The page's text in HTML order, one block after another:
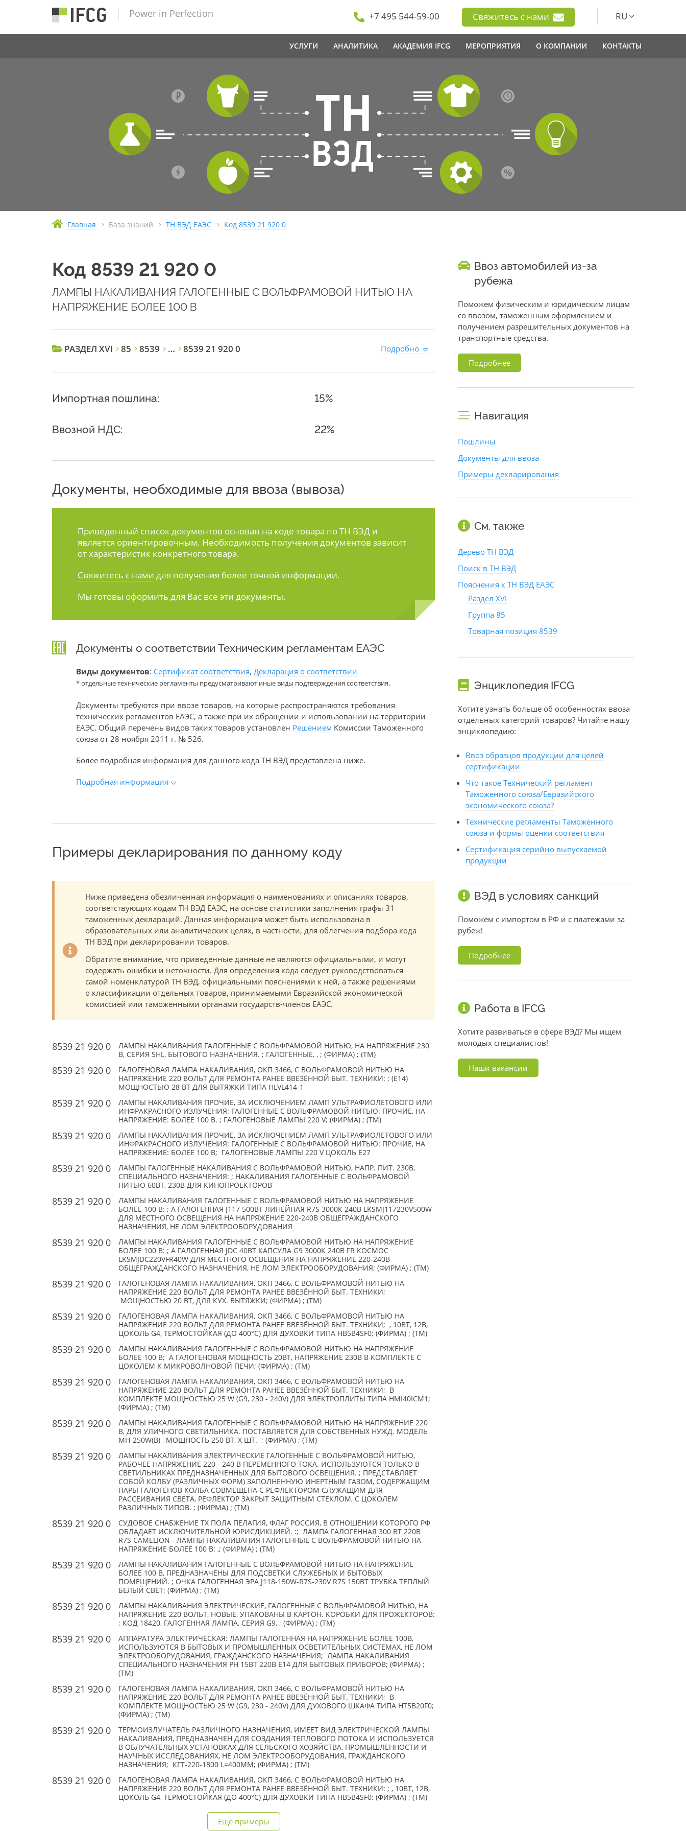
Power in Perfection +7 495 544-59-00 Свяжитесь с нами RU
УСЛУГИ АНАЛИТИКА АКАДЕМИЯ IFCG МЕРОПРИЯТИЯ О КОМПАНИИ КОНТАКТЫ
Главная База знаний ТН ВЭД ЕАЭС Код 8539 21 920 0
Код 8539 21 920 0
ЛАМПЫ НАКАЛИВАНИЯ ГАЛОГЕННЫЕ С ВОЛЬФРАМОВОЙ НИТЬЮ НА
НАПРЯЖЕНИЕ БОЛЕЕ 100 В
РАЗДЕЛ XVI 85 8539 … 8539 21 920 0 Подробно
Импортная пошлина: 15%
Ввозной НДС: 22%
Документы, необходимые для ввоза (вывоза)
Приведенный список документов основан на коде товара по ТН ВЭД и
является ориентировочным. Необходимость получения документов зависит
от характеристик конкретного товара.
Свяжитесь с нами для получения более точной информации.
Мы готовы оформить для Вас все эти документы.
Документы о соответствии Техническим регламентам ЕАЭС
Виды документов: Сертификат соответствия, Декларация о соответствии
* отдельные технические регламенты предусматривают иные виды подтверждения соответствия.
Документы требуются при ввозе товаров, на которые распространяются требования
технических регламентов ЕАЭС, а также при их обращении и использовании на территории
ЕАЭС. Общий перечень видов таких товаров установлен Решением Комиссии Таможенного
союза от 28 ноября 2011 г. № 526.
Более подробная информация для данного кода ТН ВЭД представлена ниже.
Подробная информация
Примеры декларирования по данному коду
Ниже приведена обезличенная информация о наименованиях и описаниях товаров,
соответствующих кодам ТН ВЭД ЕАЭС, на основе статистики заполнения графы 31
таможенных деклараций. Данная информация может быть использована в
образовательных или аналитических целях, в частности, для облегчения подбора кода
ТН ВЭД при декларировании товаров.
Обратите внимание, что приведенные данные не являются официальными, и могут
содержать ошибки и неточности. Для определения кода следует руководствоваться
самой номенклатурой ТН ВЭД, официальными пояснениями к ней, а также решениями
о классификации отдельных товаров, принимаемыми Евразийской экономической
комиссией или таможенными органами государств-членов ЕАЭС.
8539 21 920 0
ЛАМПЫ НАКАЛИВАНИЯ ГАЛОГЕННЫЕ С ВОЛЬФРАМОВОЙ НИТЬЮ, НА НАПРЯЖЕНИЕ 230
В, СЕРИЯ SHL, БЫТОВОГО НАЗНАЧЕНИЯ. ; ГАЛОГЕННЫЕ, , ; (ФИРМА) ; (TM)
8539 21 920 0
ГАЛОГЕНОВАЯ ЛАМПА НАКАЛИВАНИЯ, ОКП 3466, С ВОЛЬФРАМОВОЙ НИТЬЮ НА
НАПРЯЖЕНИЕ 220 ВОЛЬТ ДЛЯ РЕМОНТА РАНЕЕ ВВЕЗЁННОЙ БЫТ. ТЕХНИКИ: ; (Е14)
МОЩНОСТЬЮ 28 ВТ ДЛЯ ВЫТЯЖКИ ТИПА HLVL414-1
8539 21 920 0
ЛАМПЫ НАКАЛИВАНИЯ ПРОЧИЕ, ЗА ИСКЛЮЧЕНИЕМ ЛАМП УЛЬТРАФИОЛЕТОВОГО ИЛИ
ИНФРАКРАСНОГО ИЗЛУЧЕНИЯ: ГАЛОГЕННЫЕ С ВОЛЬФРАМОВОЙ НИТЬЮ: ПРОЧИЕ, НА
НАПРЯЖЕНИЕ: БОЛЕЕ 100 В. ; ГАЛОГЕНОВЫЕ ЛАМПЫ 220 V; (ФИРМА) ; (TM)
8539 21 920 0
ЛАМПЫ НАКАЛИВАНИЯ ПРОЧИЕ, ЗА ИСКЛЮЧЕНИЕМ ЛАМП УЛЬТРАФИОЛЕТОВОГО ИЛИ
ИНФРАКРАСНОГО ИЗЛУЧЕНИЯ: ГАЛОГЕННЫЕ С ВОЛЬФРАМОВОЙ НИТЬЮ: ПРОЧИЕ, НА
НАПРЯЖЕНИЕ: БОЛЕЕ 100 В; ГАЛОГЕНОВЫЕ ЛАМПЫ 220 V ЦОКОЛЬ E27
8539 21 920 0
ЛАМПЫ ГАЛОГЕННЫЕ НАКАЛИВАНИЯ С ВОЛЬФРАМОВОЙ НИТЬЮ, НАПР. ПИТ. 230В,
СПЕЦИАЛЬНОГО НАЗНАЧЕНИЯ: ; НАКАЛИВАНИЯ ГАЛОГЕННЫЕ С ВОЛЬФРАМОВОЙ
НИТЬЮ 60ВТ, 230В ДЛЯ КИНОПРОЕКТОРОВ
8539 21 920 0
ЛАМПЫ НАКАЛИВАНИЯ ГАЛОГЕННЫЕ С ВОЛЬФРАМОВОЙ НИТЬЮ НА НАПРЯЖЕНИЕ
БОЛЕЕ 100 В: ; А ГАЛОГЕННАЯ J117 500ВТ ЛИНЕЙНАЯ R7S 3000К 240В LKSMJ117230V500W
ДЛЯ МЕСТНОГО ОСВЕЩЕНИЯ НА НАПРЯЖЕНИЕ 220-240В ОБЩЕГРАЖДАНСКОГО
НАЗНАЧЕНИЯ, НЕ ЛОМ ЭЛЕКТРООБОРУДОВАНИЯ
8539 21 920 0
ЛАМПЫ НАКАЛИВАНИЯ ГАЛОГЕННЫЕ С ВОЛЬФРАМОВОЙ НИТЬЮ НА НАПРЯЖЕНИЕ
БОЛЕЕ 100 В: ; А ГАЛОГЕННАЯ JDC 40ВТ КАПСУЛА G9 3000К 240В FR КОСМОС
LKSMJDC220VFR40W ДЛЯ МЕСТНОГО ОСВЕЩЕНИЯ НА НАПРЯЖЕНИЕ 220-240В
ОБЩЕГРАЖДАНСКОГО НАЗНАЧЕНИЯ, НЕ ЛОМ ЭЛЕКТРООБОРУДОВАНИЯ; (ФИРМА) ; (TM)
8539 21 920 0
ГАЛОГЕНОВАЯ ЛАМПА НАКАЛИВАНИЯ, ОКП 3466, С ВОЛЬФРАМОВОЙ НИТЬЮ НА
НАПРЯЖЕНИЕ 220 ВОЛЬТ ДЛЯ РЕМОНТА РАНЕЕ ВВЕЗЁННОЙ БЫТ. ТЕХНИКИ;
МОЩНОСТЬЮ 20 ВТ, ДЛЯ КУХ. ВЫТЯЖКИ; (ФИРМА) ; (TM)
8539 21 920 0
ГАЛОГЕНОВАЯ ЛАМПА НАКАЛИВАНИЯ, ОКП 3466, С ВОЛЬФРАМОВОЙ НИТЬЮ НА
НАПРЯЖЕНИЕ 220 ВОЛЬТ ДЛЯ РЕМОНТА РАНЕЕ ВВЕЗЁННОЙ БЫТ. ТЕХНИКИ; , 10ВТ, 12В,
ЦОКОЛЬ G4, ТЕРМОСТОЙКАЯ (ДО 400°C) ДЛЯ ДУХОВКИ ТИПА HB5B4SF0; (ФИРМА) ; (TM)
8539 21 920 0
ЛАМПЫ НАКАЛИВАНИЯ ГАЛОГЕННЫЕ С ВОЛЬФРАМОВОЙ НИТЬЮ НА НАПРЯЖЕНИЕ
БОЛЕЕ 100 В; А ГАЛОГЕНОВАЯ МОЩНОСТЬ 20ВТ, НАПРЯЖЕНИЕ 230В В КОМПЛЕКТЕ С
ЦОКОЛЕМ К МИКРОВОЛНОВОЙ ПЕЧИ; (ФИРМА) ; (TM)
8539 21 920 0
ГАЛОГЕНОВАЯ ЛАМПА НАКАЛИВАНИЯ, ОКП 3466, С ВОЛЬФРАМОВОЙ НИТЬЮ НА
НАПРЯЖЕНИЕ 220 ВОЛЬТ ДЛЯ РЕМОНТА РАНЕЕ ВВЕЗЁННОЙ БЫТ. ТЕХНИКИ; В
КОМПЛЕКТЕ МОЩНОСТЬЮ 25 W (G9, 230 - 240V) ДЛЯ ЭЛЕКТРОПЛИТЫ ТИПА HMI40ICM1;
(ФИРМА) ; (TM)
8539 21 920 0
ЛАМПЫ НАКАЛИВАНИЯ ГАЛОГЕННЫЕ С ВОЛЬФРАМОВОЙ НИТЬЮ НА НАПРЯЖЕНИЕ 220
В, ДЛЯ УЛИЧНОГО СВЕТИЛЬНИКА. ПОСТАВЛЯЕТСЯ ДЛЯ СОБСТВЕННЫХ НУЖД. МОДЕЛЬ
MH-250W(B) , МОЩНОСТЬ 250 ВТ, X ШТ. ; (ФИРМА) ; (TM)
8539 21 920 0
ЛАМПЫ НАКАЛИВАНИЯ ЭЛЕКТРИЧЕСКИЕ ГАЛОГЕННЫЕ С ВОЛЬФРАМОВОЙ НИТЬЮ,
РАБОЧЕЕ НАПРЯЖЕНИЕ 220 - 240 В ПЕРЕМЕННОГО ТОКА. ИСПОЛЬЗУЮТСЯ ТОЛЬКО В
СВЕТИЛЬНИКАХ ПРЕДНАЗНАЧЕННЫХ ДЛЯ БЫТОВОГО ОСВЕЩЕНИЯ. ; ПРЕДСТАВЛЯЕТ
СОБОЙ КОЛБУ (РАЗЛИЧНЫХ ФОРМ) ЗАПОЛНЕННУЮ ИНЕРТНЫМ ГАЗОМ, СОДЕРЖАЩИМ
ПАРЫ ГАЛОГЕНОВ КОЛБА СОВМЕЩЕНА С РЕФЛЕКТОРОМ СЛУЖАЩИМ ДЛЯ
РАССЕИВАНИЯ СВЕТА, РЕФЛЕКТОР ЗАКРЫТ ЗАЩИТНЫМ СТЕКЛОМ, С ЦОКОЛЕМ
РАЗЛИЧНЫХ ТИПОВ. ; (ФИРМА) ; (TM)
8539 21 920 0
СУДОВОЕ СНАБЖЕНИЕ ТХ ПОЛА ПЕЛАГИЯ, ФЛАГ РОССИЯ, В ОТНОШЕНИИ КОТОРОГО РФ
ОБЛАДАЕТ ИСКЛЮЧИТЕЛЬНОЙ ЮРИСДИКЦИЕЙ. :; ЛАМПА ГАЛОГЕННАЯ 300 ВТ 220В
R7S CAMELION - ЛАМПЫ НАКАЛИВАНИЯ ГАЛОГЕННЫЕ С ВОЛЬФРАМОВОЙ НИТЬЮ НА
НАПРЯЖЕНИЕ БОЛЕЕ 100 В: ,; (ФИРМА) ; (TM)
8539 21 920 0
ЛАМПЫ НАКАЛИВАНИЯ ГАЛОГЕННЫЕ С ВОЛЬФРАМОВОЙ НИТЬЮ НА НАПРЯЖЕНИЕ
БОЛЕЕ 100 В, ПРЕДНАЗНАЧЕНЫ ДЛЯ ПОДСВЕТКИ СЛУЖЕБНЫХ И БЫТОВЫХ
ПОМЕЩЕНИЙ. ; ОЧКА ГАЛОГЕННАЯ ЭРА J118-150W-R7S-230V R7S 150ВТ ТРУБКА ТЕПЛЫЙ
БЕЛЫЙ СВЕТ; (ФИРМА) ; (TM)
8539 21 920 0
ЛАМПЫ НАКАЛИВАНИЯ ЭЛЕКТРИЧЕСКИЕ, ГАЛОГЕННЫЕ С ВОЛЬФРАМОВОЙ НИТЬЮ, НА
НАПРЯЖЕНИЕ 220 ВОЛЬТ, НОВЫЕ, УПАКОВАНЫ В КАРТОН. КОРОБКИ ДЛЯ ПРОЖЕКТОРОВ:
; КОД 18420, ГАЛОГЕННАЯ ЛАМПА, СЕРИЯ G9, ; (ФИРМА) ; (TM)
8539 21 920 0
АППАРАТУРА ЭЛЕКТРИЧЕСКАЯ: ЛАМПЫ ГАЛОГЕННАЯ НА НАПРЯЖЕНИЕ БОЛЕЕ 100В,
ИСПОЛЬЗУЮТСЯ В БЫТОВЫХ И ПРОМЫШЛЕННЫХ ОСВЕТИТЕЛЬНЫХ СИСТЕМАХ, НЕ ЛОМ
ЭЛЕКТРООБОРУДОВАНИЯ, ГРАЖДАНСКОГО НАЗНАЧЕНИЯ; ЛАМПА НАКАЛИВАНИЯ
СПЕЦИАЛЬНОГО НАЗНАЧЕНИЯ РН 15ВТ 220В Е14 ДЛЯ БЫТОВЫХ ПРИБОРОВ; (ФИРМА) ;
(TM)
8539 21 920 0
ГАЛОГЕНОВАЯ ЛАМПА НАКАЛИВАНИЯ, ОКП 3466, С ВОЛЬФРАМОВОЙ НИТЬЮ НА
НАПРЯЖЕНИЕ 220 ВОЛЬТ ДЛЯ РЕМОНТА РАНЕЕ ВВЕЗЁННОЙ БЫТ. ТЕХНИКИ; В
КОМПЛЕКТЕ МОЩНОСТЬЮ 25 W (G9, 230 - 240V) ДЛЯ ДУХОВОГО ШКАФА ТИПА HT5B20F0;
(ФИРМА) ; (TM)
8539 21 920 0
ТЕРМОИЗЛУЧАТЕЛЬ РАЗЛИЧНОГО НАЗНАЧЕНИЯ, ИМЕЕТ ВИД ЭЛЕКТРИЧЕСКОЙ ЛАМПЫ
НАКАЛИВАНИЯ, ПРЕДНАЗНАЧЕН ДЛЯ СОЗДАНИЯ ТЕПЛОВОГО ПОТОКА И ИСПОЛЬЗУЕТСЯ
В ОБЛУЧАТЕЛЬНЫХ УСТАНОВКАХ ДЛЯ СЕЛЬСКОГО ХОЗЯЙСТВА, ПРОМЫШЛЕННОСТИ И
НАУЧНЫХ ИССЛЕДОВАНИЯХ, НЕ ЛОМ ЭЛЕКТРООБОРУДОВАНИЯ, ГРАЖДАНСКОГО
НАЗНАЧЕНИЯ; КГТ-220-1800 L=400MM; (ФИРМА) ; (TM)
8539 21 920 0
ГАЛОГЕНОВАЯ ЛАМПА НАКАЛИВАНИЯ, ОКП 3466, С ВОЛЬФРАМОВОЙ НИТЬЮ НА
НАПРЯЖЕНИЕ 220 ВОЛЬТ ДЛЯ РЕМОНТА РАНЕЕ ВВЕЗЁННОЙ БЫТ. ТЕХНИКИ: ; , 10ВТ, 12В,
ЦОКОЛЬ G4, ТЕРМОСТОЙКАЯ (ДО 400°C) ДЛЯ ДУХОВКИ ТИПА HB5B4SF0; (ФИРМА) ; (TM)
Еще примеры
Ввоз автомобилей из-за
рубежа
Поможем физическим и юридическим лицам
со ввозом, таможенным оформлением и
получением разрешительных документов на
транспортные средства.
Подробнее
Навигация
Пошлины
Документы для ввоза
Примеры декларирования
См. также
Дерево ТН ВЭД
Поиск в ТН ВЭД
Пояснения к ТН ВЭД ЕАЭС
Раздел XVI
Группа 85
Товарная позиция 8539
Энциклопедия IFCG
Хотите узнать больше об особенностях ввоза
отдельных категорий товаров? Читайте нашу
энциклопедию:
Ввоз образцов продукции для целей
сертификации
Что такое Технический регламент
Таможенного союза/Евразийского
экономического союза?
Технические регламенты Таможенного
союза и формы оценки соответствия
Сертификация серийно выпускаемой
продукции
ВЭД в условиях санкций
Поможем с импортом в РФ и с платежами за
рубеж!
Подробнее
Работа в IFCG
Хотите развиваться в сфере ВЭД? Мы ищем
молодых специалистов!
Наши вакансии